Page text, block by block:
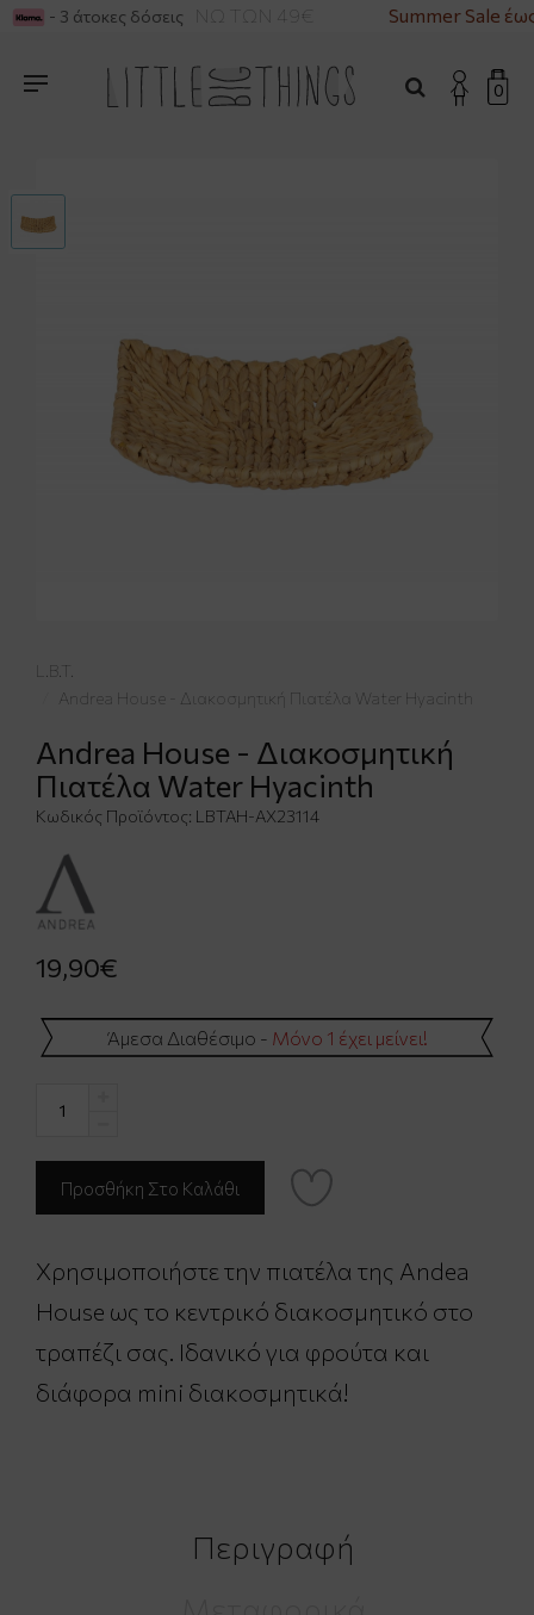
ΓΙΑ ΑΓΟΡΕΣ ΑΝΩ ΤΩΝ 49€ Summer Sale
- 3 άτοκες δόσεις
0
L.B.T.
Andrea House - Διακοσμητική Πιατέλα Water Hyacinth
Andrea House - Διακοσμητική
Πιατέλα Water Hyacinth
Κωδικός Προϊόντος: LBTAH-AX23114
19,90€
Άμεσα Διαθέσιμο - Μόνο 1 έχει μείνει!
Χρησιμοποιήστε την πιατέλα της Andea
House ως το κεντρικό διακοσμητικό στο
τραπέζι σας. Ιδανικό για φρούτα και
διάφορα mini διακοσμητικά!
Περιγραφή